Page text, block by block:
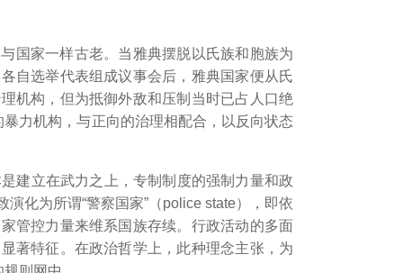
国家一样古老。当雅典摆脱以氏族和胞族为
自选举代表组成议事会后，雅典国家便从氏
机构，但为抵御外敌和压制当时已占人口绝
力机构，与正向的治理相配合，以反向状态
建立在武力之上，专制制度的强制力量和政
化为所谓“警察国家”（police state），即依
管控力量来维系国族存续。 行政活动的多面
著特征。 在政治哲学上，此种理念主张，为